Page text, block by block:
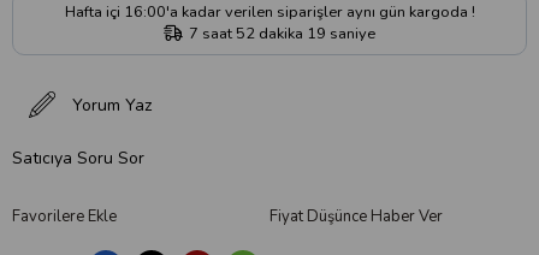
Favorilere Ekle Fiyat Düşünce Haber Ver
Yorum Yaz
Satıcıya Soru Sor
Hafta içi 16:00'a kadar verilen siparişler aynı gün kargoda !
7 saat 52 dakika 19 saniye